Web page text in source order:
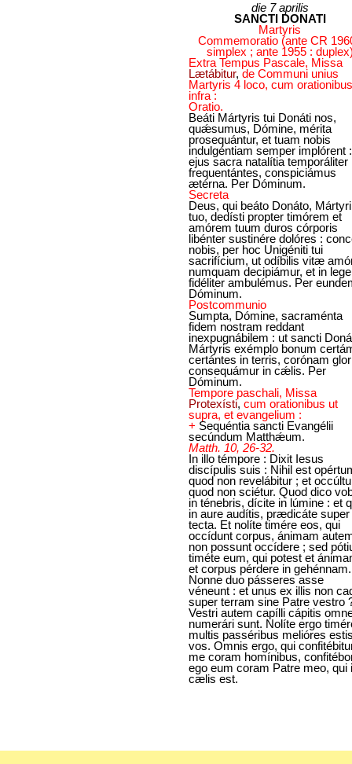
die 7 aprilis
SANCTI DONATI
Martyris
Commemoratio (ante CR
simplex ; ante 1955 :
Extra Tempus Pascale, Missa
Lætábitur, de Communi unius
Martyris 4 loco, cum
infra :
Oratio.
Beáti Mártyris tui Donáti nos,
quǽsumus, Dómine, mérita
prosequántur, et tuam nobis
indulgéntiam semper implórent
ejus sacra natalítia temporáliter
frequentántes, conspiciámus
ætérna. Per Dóminum.
Secreta
Deus, qui beáto Donáto, Mártyri
tuo, dedísti propter timórem et
amórem tuum duros córporis
libénter sustinére dolóres :
nobis, per hoc Unigéniti tui
sacrifícium, ut odíbilis vitæ
numquam decipiámur, et in lege
fidéliter ambulémus. Per
Dóminum.
Postcommunio
Sumpta, Dómine, sacraménta
fidem nostram reddant
inexpugnábilem : ut sancti
Mártyris exémplo bonum
certántes in terris, corónam
consequámur in cǽlis. Per
Dóminum.
Tempore paschali, Missa
Protexísti, cum orationibus ut
supra, et evangelium :
+ Sequéntia sancti Evangélii
secúndum Matthǽum.
Matth. 10, 26-32.
In illo témpore : Dixit Iesus
discípulis suis : Nihil est
quod non revelábitur ; et
quod non sciétur. Quod dico
in ténebris, dícite in lúmine : et
in aure audítis, prædicáte super
tecta. Et nolíte timére eos, qui
occídunt corpus, ánimam
non possunt occídere ; sed
timéte eum, qui potest et
et corpus pérdere in gehénnam.
Nonne duo pásseres asse
véneunt : et unus ex illis non
super terram sine Patre vestro
Vestri autem capílli cápitis
numerári sunt. Nolíte ergo
multis passéribus melióres
vos. Omnis ergo, qui
me coram homínibus,
ego eum coram Patre meo, qui
cælis est.